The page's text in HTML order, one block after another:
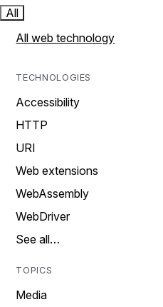
All
All web technology
TECHNOLOGIES
Accessibility
HTTP
URI
Web extensions
WebAssembly
WebDriver
See all…
TOPICS
Media